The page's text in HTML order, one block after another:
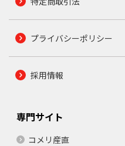
プライバシーポリシー
採用情報
専門サイト
コメリ産直